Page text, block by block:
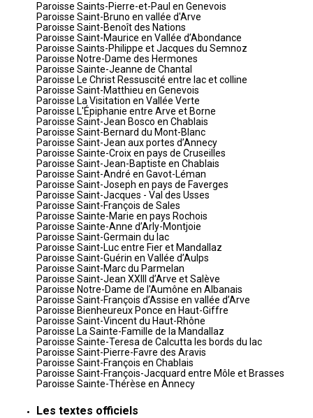
Paroisse Saints-Pierre-et-Paul en Genevois
Paroisse Saint-Bruno en vallée d'Arve
Paroisse Saint-Benoît des Nations
Paroisse Saint-Maurice en Vallée d’Abondance
Paroisse Saints-Philippe et Jacques du Semnoz
Paroisse Notre-Dame des Hermones
Paroisse Sainte-Jeanne de Chantal
Paroisse Le Christ Ressuscité entre lac et colline
Paroisse Saint-Matthieu en Genevois
Paroisse La Visitation en Vallée Verte
Paroisse L'Épiphanie entre Arve et Borne
Paroisse Saint-Jean Bosco en Chablais
Paroisse Saint-Bernard du Mont-Blanc
Paroisse Saint-Jean aux portes d’Annecy
Paroisse Sainte-Croix en pays de Cruseilles
Paroisse Saint-Jean-Baptiste en Chablais
Paroisse Saint-André en Gavot-Léman
Paroisse Saint-Joseph en pays de Faverges
Paroisse Saint-Jacques - Val des Usses
Paroisse Saint-François de Sales
Paroisse Sainte-Marie en pays Rochois
Paroisse Sainte-Anne d’Arly-Montjoie
Paroisse Saint-Germain du lac
Paroisse Saint-Luc entre Fier et Mandallaz
Paroisse Saint-Guérin en Vallée d’Aulps
Paroisse Saint-Marc du Parmelan
Paroisse Saint-Jean XXIII d’Arve et Salève
Paroisse Notre-Dame de l'Aumône en Albanais
Paroisse Saint-François d’Assise en vallée d’Arve
Paroisse Bienheureux Ponce en Haut-Giffre
Paroisse Saint-Vincent du Haut-Rhône
Paroisse La Sainte-Famille de la Mandallaz
Paroisse Sainte-Teresa de Calcutta les bords du lac
Paroisse Saint-Pierre-Favre des Aravis
Paroisse Saint-François en Chablais
Paroisse Saint-François-Jacquard entre Môle et Brasses
Paroisse Sainte-Thérèse en Annecy
Les textes officiels